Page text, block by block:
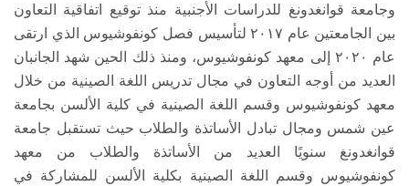
وجامعة قوانغدونغ للدراسات الأجنبية منذ توقيع اتفاقية التعاون
بين الجامعتين عام ٢٠١٧ لتأسيس فصل كونفوشيوس الذي ارتقى
عام ٢٠٢٠ إلى معهد كونفوشيوس، ومنذ ذلك الحين شهد الجانبان
العديد من أوجه التعاون في مجال تدريس اللغة الصينية من خلال
معهد كونفوشيوس وقسم اللغة الصينية في كلية الألسن بجامعة
عين شمس ومجال تبادل الأساتذة والطلاب حيث تستقبل جامعة
قوانغدونغ سنويًا العديد من الأساتذة والطلاب من معهد
كونفوشيوس وقسم اللغة الصينية بكلية الألسن للمشاركة في